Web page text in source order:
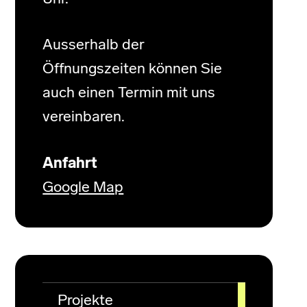
Ausserhalb der
Öffnungszeiten können Sie
auch einen Termin mit uns
vereinbaren.
Anfahrt
Google Map
Projekte